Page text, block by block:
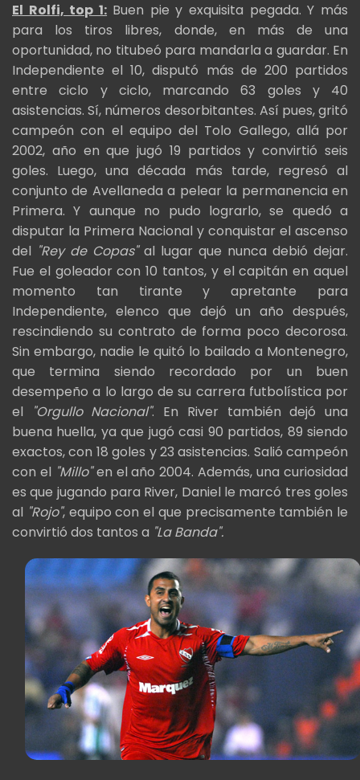
El Rolfi, top 1: Buen pie y exquisita pegada. Y más
para los tiros libres, donde, en más de una
oportunidad, no titubeó para mandarla a guardar. En
Independiente el 10, disputó más de 200 partidos
entre ciclo y ciclo, marcando 63 goles y 40
asistencias. Sí, números desorbitantes. Así pues, gritó
campeón con el equipo del Tolo Gallego, allá por
2002, año en que jugó 19 partidos y convirtió seis
goles. Luego, una década más tarde, regresó al
conjunto de Avellaneda a pelear la permanencia en
Primera. Y aunque no pudo lograrlo, se quedó a
disputar la Primera Nacional y conquistar el ascenso
del "Rey de Copas"al lugar que nunca debió dejar.
Fue el goleador con 10 tantos, y el capitán en aquel
momento tan tirante y apretante para
Independiente, elenco que dejó un año después,
rescindiendo su contrato de forma poco decorosa.
Sin embargo, nadie le quitó lo bailado a Montenegro,
que termina siendo recordado por un buen
desempeño a lo largo de su carrera futbolística por
el
"Orgullo Nacional". En River también dejó una
buena huella, ya que jugó casi 90 partidos, 89 siendo
exactos, con 18 goles y 23 asistencias. Salió campeón
con el "Millo"en el año 2004. Además, una curiosidad
es que jugando para River, Daniel le marcó tres goles
al "Rojo", equipo con el que precisamente también le
convirtió dos tantos a "La Banda".